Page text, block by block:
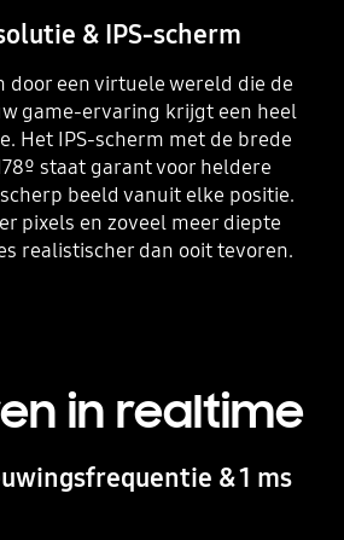
& IPS-scherm
door een virtuele wereld die de
game-ervaring krijgt een heel
Het IPS-scherm met de brede
staat garant voor heldere
beeld vanuit elke positie.
pixels en zoveel meer diepte
realistischer dan ooit tevoren.
in realtime
& 1 ms